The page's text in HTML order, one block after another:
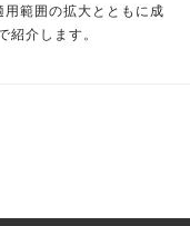
範囲の拡大とともに成
紹介します。